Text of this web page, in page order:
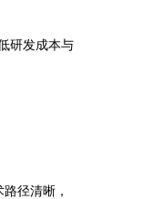
研发成本与
径清晰，